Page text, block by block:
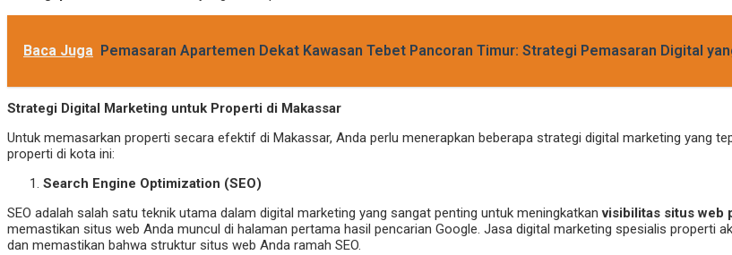
Baca Juga Pemasaran Apartemen Dekat Kawasan Tebet Pancoran Timur: Strategi Pemasaran Digital
Strategi Digital Marketing untuk Properti di Makassar
Untuk memasarkan properti secara efektif di Makassar, Anda perlu menerapkan beberapa strategi digital marketing yang
properti di kota ini:
Search Engine Optimization (SEO)
SEO adalah salah satu teknik utama dalam digital marketing yang sangat penting untuk meningkatkanvisibilitas situs web
memastikan situs web Anda muncul di halaman pertama hasil pencarian Google. Jasa digital marketing spesialis properti
dan memastikan bahwa struktur situs web Anda ramah SEO.